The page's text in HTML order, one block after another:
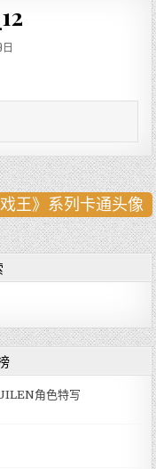
王》系列卡通头像
角色特写